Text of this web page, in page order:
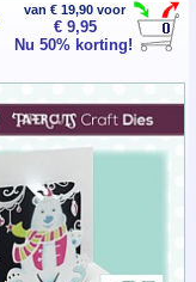
van € 19,90 voor
€ 9,95
Nu 50% korting!